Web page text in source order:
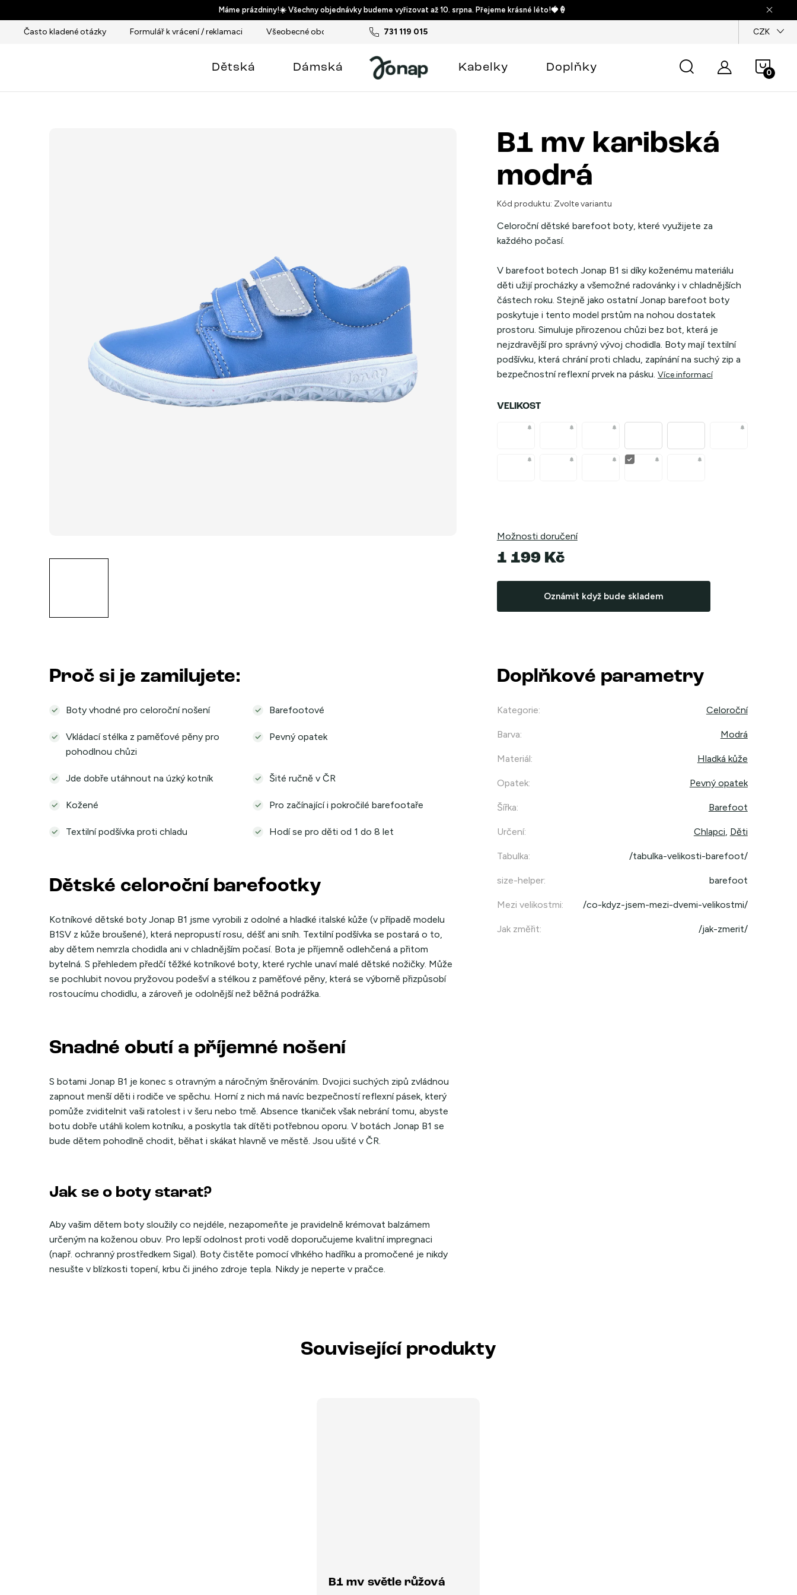
na
obsah
Máme prázdniny!☀️ Všechny objednávky budeme vyřizovat až 10. srpna. Přejeme krásné léto!🍓🍦
731 119 015
Často kladené otázky Formulář k vrácení / reklamaci Všeobecné obchodní podmínky Podmínky ochrany osobních údajů CZK
košík
Dětská Dámská Kabelky Doplňky
B1 mv karibská
modrá
Kód produktu: Zvolte variantu
Celoroční dětské barefoot boty, které využijete za
každého počasí.
V barefoot botech Jonap B1 si díky koženému materiálu
děti užijí procházky a všemožné radovánky i v chladnějších
částech roku. Stejně jako ostatní Jonap barefoot boty
poskytuje i tento model prstům na nohou dostatek
prostoru. Simuluje přirozenou chůzi bez bot, která je
nejzdravější pro správný vývoj chodidla. Boty mají textilní
podšívku, která chrání proti chladu, zapínání na suchý zip a
bezpečnostní reflexní prvek na pásku. Více informací
VELIKOST
Možnosti doručení
1 199 Kč
Oznámit když bude skladem
Proč si je zamilujete:
Boty vhodné pro celoroční nošení Barefootové
Vkládací stélka z paměťové pěny pro
pohodlnou chůzi
Pevný opatek
Jde dobře utáhnout na úzký kotník Šité ručně v ČR
Kožené Pro začínající i pokročilé barefootaře
Textilní podšívka proti chladu Hodí se pro děti od 1 do 8 let
Dětské celoroční barefootky
Kotníkové dětské boty Jonap B1 jsme vyrobili z odolné a hladké italské kůže (v případě modelu
B1SV z kůže broušené), která nepropustí rosu, déšť ani sníh. Textilní podšívka se postará o to,
aby dětem nemrzla chodidla ani v chladnějším počasí. Bota je příjemně odlehčená a přitom
bytelná. S přehledem předčí těžké kotníkové boty, které rychle unaví malé dětské nožičky. Může
se pochlubit novou pryžovou podešví a stélkou z paměťové pěny, která se výborně přizpůsobí
rostoucímu chodidlu, a zároveň je odolnější než běžná podrážka.
Snadné obutí a příjemné nošení
S botami Jonap B1 je konec s otravným a náročným šněrováním. Dvojici suchých zipů zvládnou
zapnout menší děti i rodiče ve spěchu. Horní z nich má navíc bezpečností reflexní pásek, který
pomůže zviditelnit vaši ratolest i v šeru nebo tmě. Absence tkaniček však nebrání tomu, abyste
botu dobře utáhli kolem kotníku, a poskytla tak dítěti potřebnou oporu. V botách Jonap B1 se
bude dětem pohodlně chodit, běhat i skákat hlavně ve městě. Jsou ušité v ČR.
Jak se o boty starat?
Aby vašim dětem boty sloužily co nejdéle, nezapomeňte je pravidelně krémovat balzámem
určeným na koženou obuv. Pro lepší odolnost proti vodě doporučujeme kvalitní impregnaci
(např. ochranný prostředkem Sigal). Boty čistěte pomocí vlhkého hadříku a promočené je nikdy
nesušte v blízkosti topení, krbu či jiného zdroje tepla. Nikdy je neperte v pračce.
Doplňkové parametry
Kategorie: Celoroční
Barva: Modrá
Materiál: Hladká kůže
Opatek: Pevný opatek
Šířka: Barefoot
Určení: Chlapci Děti
Tabulka: /tabulka-velikosti-barefoot/
size-helper: barefoot
Mezi velikostmi: /co-kdyz-jsem-mezi-dvemi-velikostmi/
Jak změřit: /jak-zmerit/
Související produkty
B1 mv světle růžová